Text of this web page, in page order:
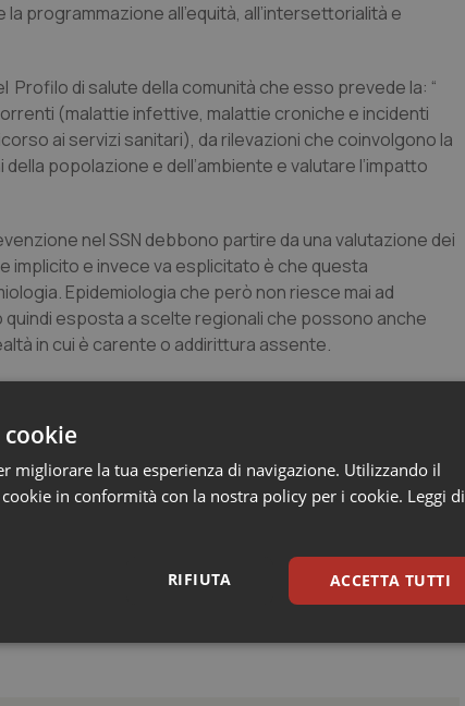
programmazione all’equità, all’intersettorialità e
Profilo di salute della comunità che esso prevede la: “
(malattie infettive, malattie croniche e incidenti
ai servizi sanitari), da rilevazioni che coinvolgono la
popolazione e dell’ambiente e valutare l’impatto
nel SSN debbono partire da una valutazione dei
implicito e invece va esplicitato è che questa
Epidemiologia che però non riesce mai ad
esposta a scelte regionali che possono anche
in cui è carente o addirittura assente.
di essere rilanciata in questa fase di ripensamento
porta immediatamente alla
migliorare la tua esperienza di navigazione. Utilizzando il
in conformità con la nostra policy per i cookie. Leggi di
ACCETTA TUTTI
RIFIUTA
Statistici Marketing